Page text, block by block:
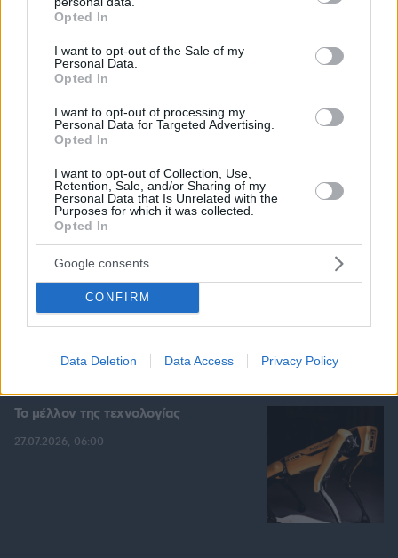
grant or deny consent to Google and its third-party tags to
use your data for below specified purposes in below Google
consent section.
Opted In
I want to opt-out of the Sale of my
Personal Data.
Opted In
I want to opt-out of processing my
Personal Data for Targeted Advertising.
Opted In
I want to opt-out of Collection, Use,
Retention, Sale, and/or Sharing of my
Personal Data that Is Unrelated with the
Purposes for which it was collected.
Opted In
Google consents
CONFIRM
Data Deletion Data Access Privacy Policy
Τα τυχερά ζώδια της ημέρας
05.08.2026, 17:00
Σέριφος: 9 προτάσεις για νόστιμο
φαγητό στο όμορφο νησί των Δυτικών
Το μέλλον της τεχνολογίας
27.07.2026, 06:00